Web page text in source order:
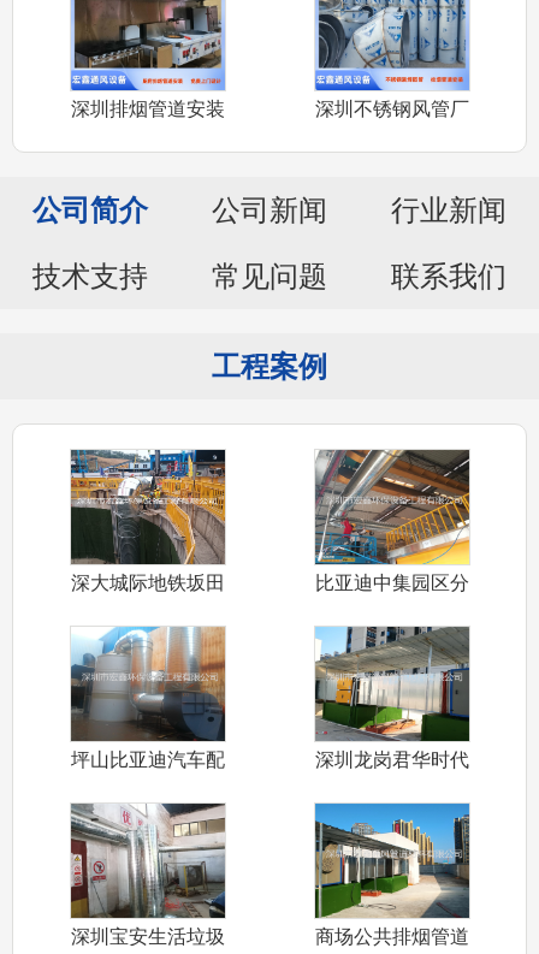
深圳排烟管道安装
深圳不锈钢风管厂
公司简介 公司新闻 行业新闻
技术支持 常见问题 联系我们
工程案例
深大城际地铁坂田
比亚迪中集园区分
坪山比亚迪汽车配
深圳龙岗君华时代
深圳宝安生活垃圾 商场公共排烟管道